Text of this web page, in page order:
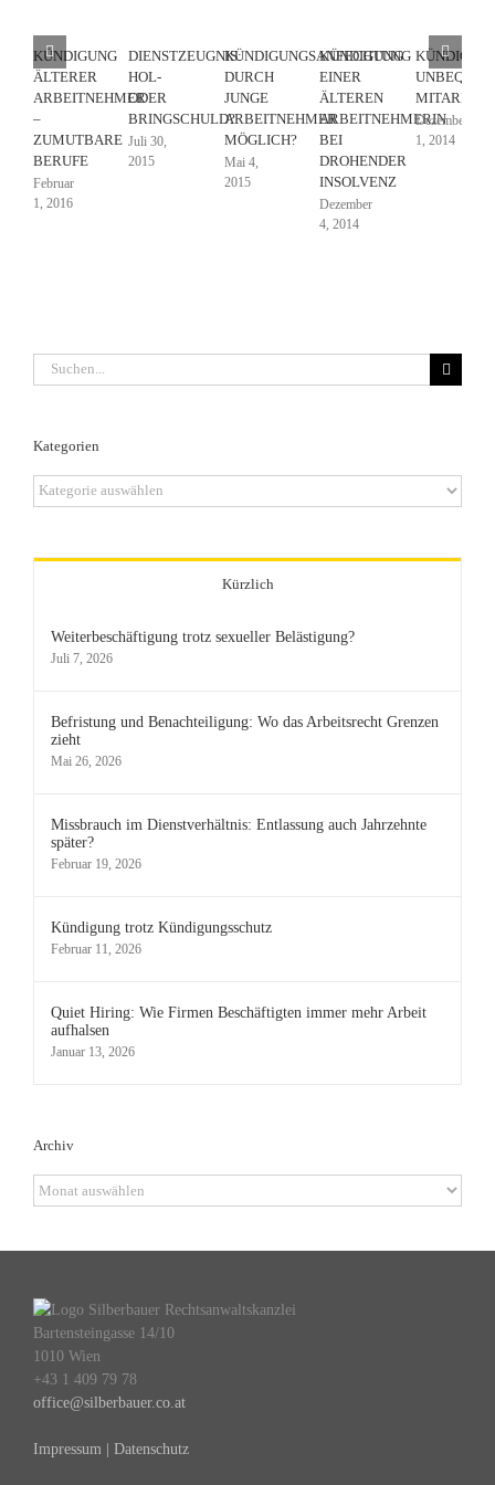
KÜNDIGUNG
ÄLTERER
ARBEITNEHMER
–
ZUMUTBARE
BERUFE
Februar
1, 2016
DIENSTZEUGNIS:
HOL-
ODER
BRINGSCHULD?
Juli 30,
2015
KÜNDIGUNGSANFECHTUNG
DURCH
JUNGE
ARBEITNEHMER
MÖGLICH?
Mai 4,
2015
KÜNDIGUNG
EINER
ÄLTEREN
ARBEITNEHMERIN
BEI
DROHENDER
INSOLVENZ
Dezember
4, 2014
Dezember
1, 2014
Suche
nach:
Kategorien
Kategorien
Kürzlich
Weiterbeschäftigung trotz sexueller Belästigung?
Juli 7, 2026
Befristung und Benachteiligung: Wo das Arbeitsrecht Grenzen
zieht
Mai 26, 2026
Missbrauch im Dienstverhältnis: Entlassung auch Jahrzehnte
später?
Februar 19, 2026
Kündigung trotz Kündigungsschutz
Februar 11, 2026
Quiet Hiring: Wie Firmen Beschäftigten immer mehr Arbeit
aufhalsen
Januar 13, 2026
Archiv
Archiv
Bartensteingasse 14/10
1010 Wien
+43 1 409 79 78
office@silberbauer.co.at
Impressum | Datenschutz